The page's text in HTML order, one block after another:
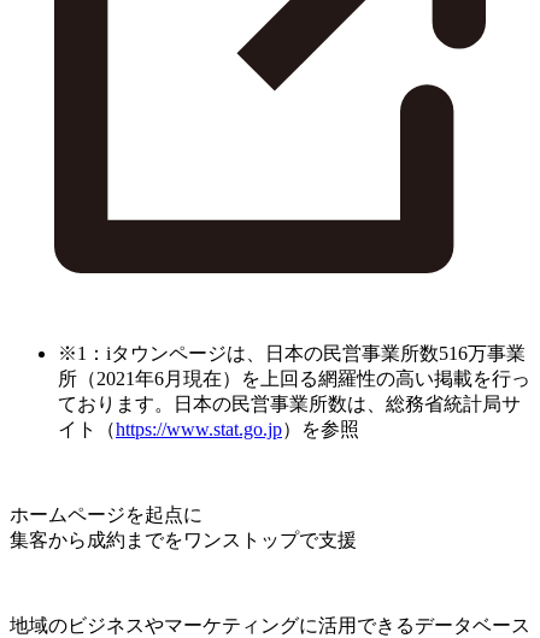
※1：iタウンページは、日本の民営事業所数516万事業
所（2021年6月現在）を上回る網羅性の高い掲載を行っ
ております。日本の民営事業所数は、総務省統計局サ
イト（https://www.stat.go.jp）を参照
ホームページを起点に
集客から成約までをワンストップで支援
地域のビジネスやマーケティングに活用できるデータベース